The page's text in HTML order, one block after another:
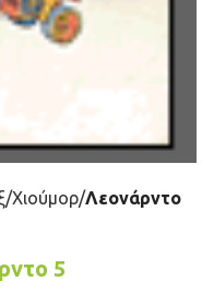
Χιούμορ Λεονάρντο
5